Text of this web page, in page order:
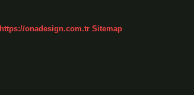
https://onadesign.com.tr Sitemap